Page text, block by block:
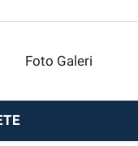
Foto Galeri